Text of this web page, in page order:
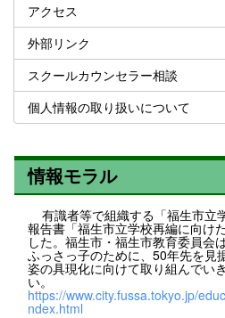
アクセス
外部リンク
スクールカウンセラー相談
個人情報の取り扱いについて
情報モラル
有識者等で組織する「福生市立
報告書「福生市立学校再編に向け
した。福生市・福生市教育委員会
ふっさっ子のために、50年先を見
姿の具現化に向けて取り組んでい
い。
https://www.city.fussa.tokyo.jp/
ndex.html